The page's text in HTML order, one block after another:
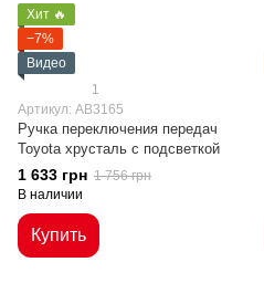
Хит 🔥
−7%
Видео
1
Артикул: AB3165
Ручка переключения передач
Toyota хрусталь с подсветкой
1 633 грн 1 756 грн
В наличии
Купить